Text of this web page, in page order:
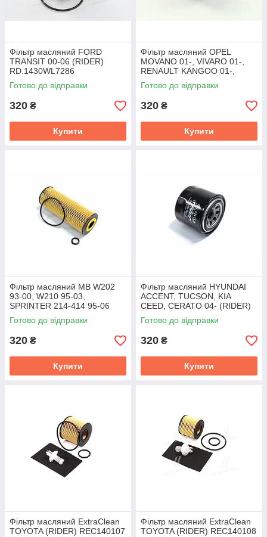
Фільтр масляний FORD
TRANSIT 00-06 (RIDER)
RD.1430WL7286
Готово до відправки
320 ₴
Купити
Фільтр масляний OPEL
MOVANO 01-, VIVARO 01-,
RENAULT KANGOO 01-,
TRAFIC 01- (RIDER)
RD.1430WL7427
Готово до відправки
320 ₴
Купити
Фільтр масляний MB W202
93-00, W210 95-03,
SPRINTER 214-414 95-06
(RIDER) RD.1430WL7304
Готово до відправки
320 ₴
Купити
Фільтр масляний HYUNDAI
ACCENT, TUCSON, KIA
CEED, CERATO 04- (RIDER)
RD.1430WL7171
Готово до відправки
320 ₴
Купити
Фільтр масляний ExtraClean
TOYOTA (RIDER) REC140107
Фільтр масляний ExtraClean
TOYOTA (RIDER) REC140108